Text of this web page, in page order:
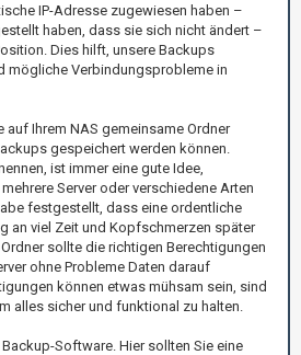
IP-Adresse zugewiesen haben –
haben, dass sie sich nicht ändert –
Dies hilft, unsere Backups
mögliche Verbindungsprobleme in
auf Ihrem NAS gemeinsame Ordner
gespeichert werden können.
ist immer eine gute Idee,
Server oder verschiedene Arten
festgestellt, dass eine ordentliche
an viel Zeit und Kopfschmerzen später
sollte die richtigen Berechtigungen
ohne Probleme Daten darauf
können etwas mühsam sein, sind
alles sicher und funktional zu halten.
Software. Hier sollten Sie eine